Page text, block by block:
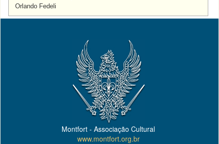
Orlando Fedeli
Montfort - Associação Cultural
www.montfort.org.br